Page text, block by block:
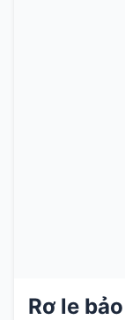
Rơ le